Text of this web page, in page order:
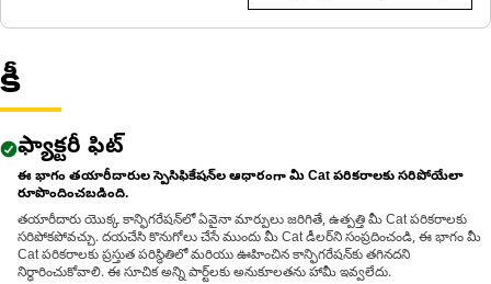
కీ
ఫ్యాక్టరీ ఫిట్
ఈ భాగం తయారీదారుల స్పెసిఫికేషన్‌ల ఆధారంగా మీ Cat పరికరాలకు సరిపోయేలా
రూపొందించబడింది.
తయారీదారు యొక్క కాన్ఫిగరేషన్‌లో ఏవైనా మార్పులు జరిగితే, ఉత్పత్తి మీ Cat పరికరాలకు
సరిపోకపోవచ్చు. దయచేసి కొనుగోలు చేసే ముందు మీ Cat డీలర్‌ని సంప్రదించండి, ఈ భాగం మీ
Cat పరికరాలకు ప్రస్తుత పరిస్థితిలో మరియు ఊహించిన కాన్ఫిగరేషన్‌కు తగినదని
నిర్ధారించుకోవాలి. ఈ సూచిక అన్ని పార్ట్‌లకు అనుకూలతను హామీ ఇవ్వలేదు.